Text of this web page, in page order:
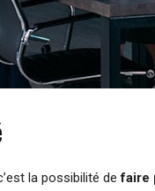
la possibilité defaire